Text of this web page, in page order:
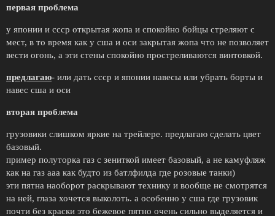
первая проблема
у японии и ссср открытая жопа и спокойно бойцы стреляют с
мест, в то время как у сша и оси закрытая жопа что не позволяет
вести огонь, а эти стены спокойно простреливаются винтовкой.
предлагаю- или дать ссср и японии навесы или убрать борты и
навес сша и оси
вторая проблема
грузовики слишком яркие на трейлере. предлагаю сделать цвет
базовый.
пример полуторка газ с зениткой имеет базовый, а не камуфляж
как на газ ааа как будто из батлфилда где розовые танки)
эти пятна наоборот раскрывают технику и вообще не смотрятся
на ней, глаза хочется выколоть. а особенно у сша где грузовик
почти без краски это бежевое пятно очень сильно выделяется и